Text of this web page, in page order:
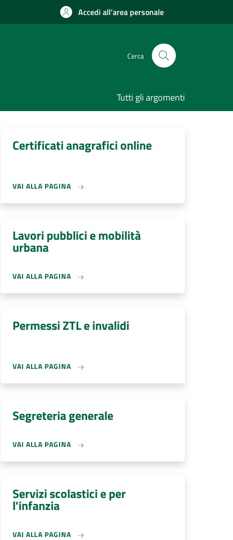
Accedi all'area personale
Cerca
Tutti gli argomenti
Certificati anagrafici online
VAI ALLA PAGINA
Lavori pubblici e mobilità
urbana
VAI ALLA PAGINA
Permessi ZTL e invalidi
VAI ALLA PAGINA
Segreteria generale
VAI ALLA PAGINA
Servizi scolastici e per
l'infanzia
VAI ALLA PAGINA